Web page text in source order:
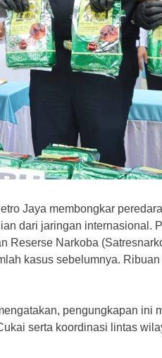
Jaya membongkar
dari jaringan internasional.
Reserse Narkoba
kasus sebelumnya. Ribuan
pengungkapan ini
serta koordinasi lintas